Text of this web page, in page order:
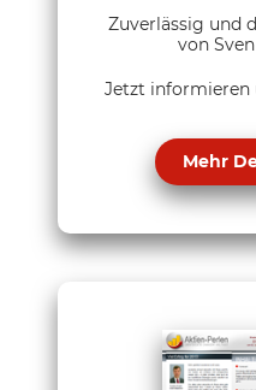
Zuverlässig und
von
Jetzt informieren
Mehr